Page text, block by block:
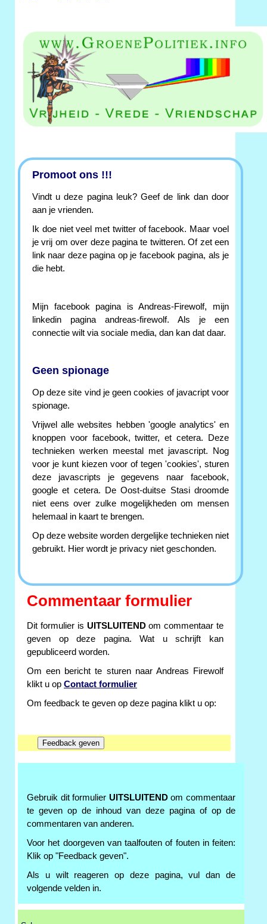
Promoot ons !!!
Vindt u deze pagina leuk? Geef de link dan door
aan je vrienden.
Ik doe niet veel met twitter of facebook. Maar voel
je vrij om over deze pagina te twitteren. Of zet een
link naar deze pagina op je facebook pagina, als je
die hebt.
Mijn facebook pagina is Andreas-Firewolf, mijn
linkedin pagina andreas-firewolf. Als je een
connectie wilt via sociale media, dan kan dat daar.
Geen spionage
Op deze site vind je geen cookies of javacript voor
spionage.
Vrijwel alle websites hebben 'google analytics' en
knoppen voor facebook, twitter, et cetera. Deze
technieken werken meestal met javascript. Nog
voor je kunt kiezen voor of tegen 'cookies', sturen
deze javascripts je gegevens naar facebook,
google et cetera. De Oost-duitse Stasi droomde
niet eens over zulke mogelijkheden om mensen
helemaal in kaart te brengen.
Op deze website worden dergelijke technieken niet
gebruikt. Hier wordt je privacy niet geschonden.
Commentaar formulier
Dit formulier is UITSLUITENDom commentaar te
geven op deze pagina. Wat u schrijft kan
gepubliceerd worden.
Om een bericht te sturen naar Andreas Firewolf
klikt u op Contact formulier
Om feedback te geven op deze pagina klikt u op:
Gebruik dit formulier UITSLUITENDom commentaar
te geven op de inhoud van deze pagina of op de
commentaren van anderen.
Voor het doorgeven van taalfouten of fouten in feiten:
Klik op "Feedback geven".
Als u wilt reageren op deze pagina, vul dan de
volgende velden in.